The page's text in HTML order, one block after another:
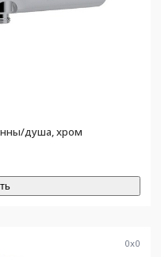
душа, хром
0x0